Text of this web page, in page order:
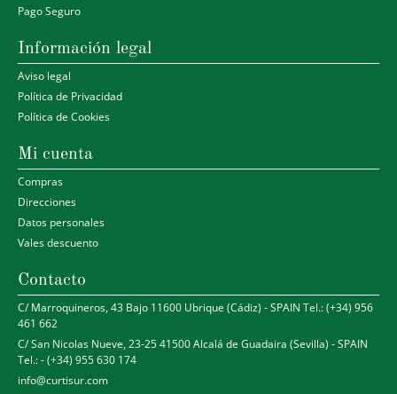
Pago Seguro
Información legal
Aviso legal
Política de Privacidad
Política de Cookies
Mi cuenta
Compras
Direcciones
Datos personales
Vales descuento
Contacto
C/ Marroquineros, 43 Bajo 11600 Ubrique (Cádiz) - SPAIN Tel.: (+34) 956
461 662
C/ San Nicolas Nueve, 23-25 41500 Alcalá de Guadaira (Sevilla) - SPAIN
Tel.: - (+34) 955 630 174
info@curtisur.com